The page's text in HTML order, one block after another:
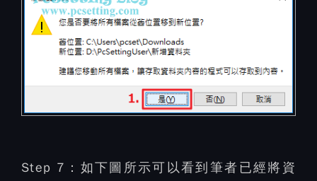
Step 7： 如下圖所示可以看到筆者已經將資